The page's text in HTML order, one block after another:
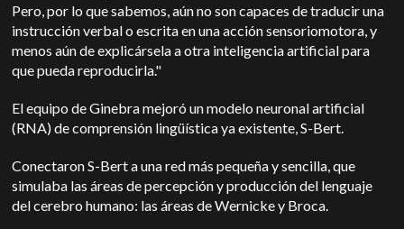
Pero, por lo que sabemos, aún no son capaces de traducir una
instrucción verbal o escrita en una acción sensoriomotora, y
menos aún de explicársela a otra inteligencia artificial para
que pueda reproducirla."
El equipo de Ginebra mejoró un modelo neuronal artificial
(RNA) de comprensión lingüística ya existente, S-Bert.
Conectaron S-Bert a una red más pequeña y sencilla, que
simulaba las áreas de percepción y producción del lenguaje
del cerebro humano: las áreas de Wernicke y Broca.